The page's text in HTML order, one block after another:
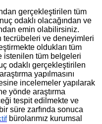
gerçekleştirilen tüm
odaklı olacağından ve
emin olabilirsiniz.
tecrübeleri ve deneyimleri
oldukları tüm
istenilen tüm belgeleri
odaklı gerçekleştirilen
yapılmasını
incelemeler yapılarak
yönde araştırma
tespit edilmekte ve
süre zarfında sonuca
bürolarımız kurumsal